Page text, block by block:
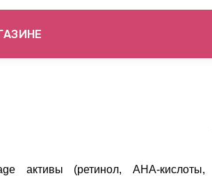
активы (ретинол, AHA-кислоты,